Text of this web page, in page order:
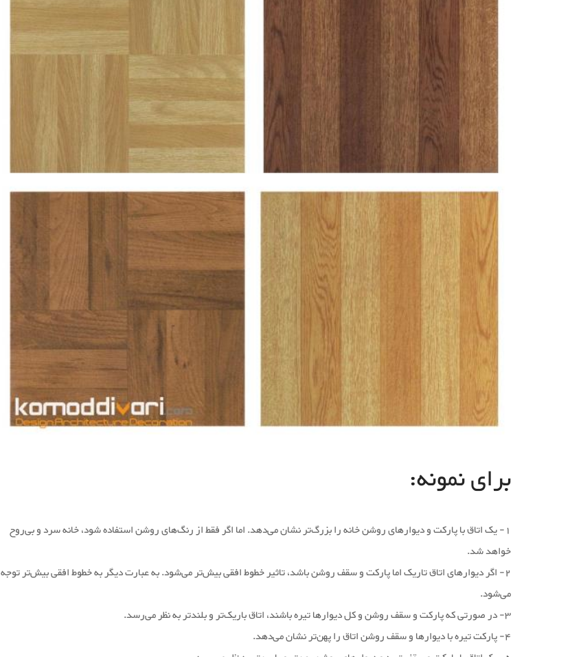
برای نمونه:
1- یک اتاق با پارکت و دیوارهای روشن خانه را بزرگ‌تر نشان می‌دهد. اما اگر فقط از رنگ‌های روشن استفاده شود، خانه سرد و بی‌روح
خواهد شد.
2- اگر دیوارهای اتاق تاریک اما پارکت و سقف روشن باشد، تاثیر خطوط افقی بیش‌تر می‌شود. به عبارت دیگر به خطوط افقی بیش‌تر توجه
می‌شود.
3- در صورتی که پارکت و سقف روشن و کل دیوارها تیره باشند، اتاق باریک‌تر و بلندتر به نظر می‌رسد.
4- پارکت تیره با دیوارها و سقف روشن اتاق را پهن‌تر نشان می‌دهد.